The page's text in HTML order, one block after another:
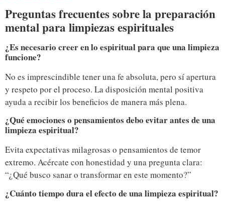
Preguntas frecuentes sobre la preparación
mental para limpiezas espirituales
¿Es necesario creer en lo espiritual para que una limpieza
funcione?
No es imprescindible tener una fe absoluta, pero sí apertura
y respeto por el proceso. La disposición mental positiva
ayuda a recibir los beneficios de manera más plena.
¿Qué emociones o pensamientos debo evitar antes de una
limpieza espiritual?
Evita expectativas milagrosas o pensamientos de temor
extremo. Acércate con honestidad y una pregunta clara:
“¿Qué busco sanar o transformar en este momento?”
¿Cuánto tiempo dura el efecto de una limpieza espiritual?